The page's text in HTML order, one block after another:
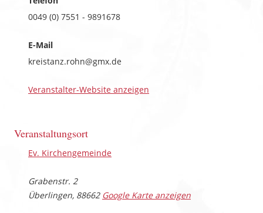
Veranstaltungsort
Ev. Kirchengemeinde
Grabenstr. 2
Überlingen, 88662 Google Karte anzeigen
0049 (0) 7551 - 9891678
E-Mail
kreistanz.rohn@gmx.de
Veranstalter-Website anzeigen